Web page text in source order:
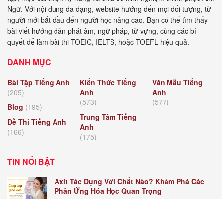
Ngữ. Với nội dung đa dạng, website hướng đến mọi đối tượng, từ
người mới bắt đầu đến người học nâng cao. Bạn có thể tìm thấy
bài viết hướng dẫn phát âm, ngữ pháp, từ vựng, cùng các bí
quyết để làm bài thi TOEIC, IELTS, hoặc TOEFL hiệu quả.
DANH MỤC
Bài Tập Tiếng Anh
(205)
Blog (195)
Đề Thi Tiếng Anh
(166)
Kiến Thức Tiếng
Anh
(573)
Trung Tâm Tiếng
Anh
(175)
Văn Mẫu Tiếng
Anh
(577)
TIN NỔI BẬT
Axit Tác Dụng Với Chất Nào? Khám Phá Các
Phản Ứng Hóa Học Quan Trọng